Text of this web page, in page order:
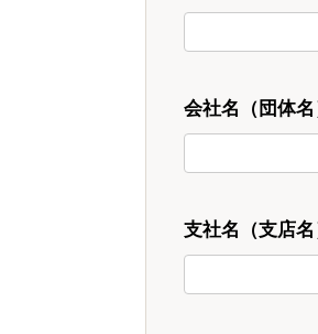
会社名（団体
支社名（支店